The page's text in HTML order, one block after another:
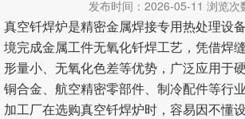
发布时间：2026-05-11 浏览次
真空钎焊炉是精密金属焊接专用热处理设
境完成金属工件无氧化钎焊工艺，凭借焊
形量小、无氧化色差等优势，广泛应用于
铜合金、航空精密零部件、制冷配件等行
加工厂在选购真空钎焊炉时，容易因不懂
炉
式
炉
CVD
PECVD
空
炉